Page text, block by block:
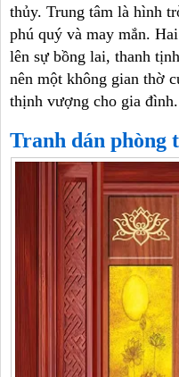
thủy. Trung tâm là hình
phú quý và may mắn.
lên sự bồng lai, thanh
nên một không gian thờ
thịnh vượng cho gia đình.
Tranh dán phòng